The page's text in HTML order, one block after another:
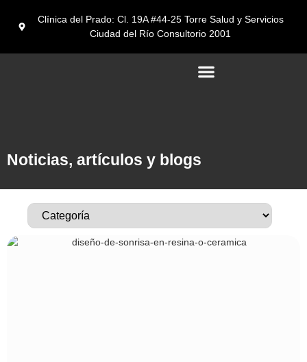
Clínica del Prado: Cl. 19A #44-25 Torre Salud y Servicios
Ciudad del Río Consultorio 2001
Noticias, artículos y blogs